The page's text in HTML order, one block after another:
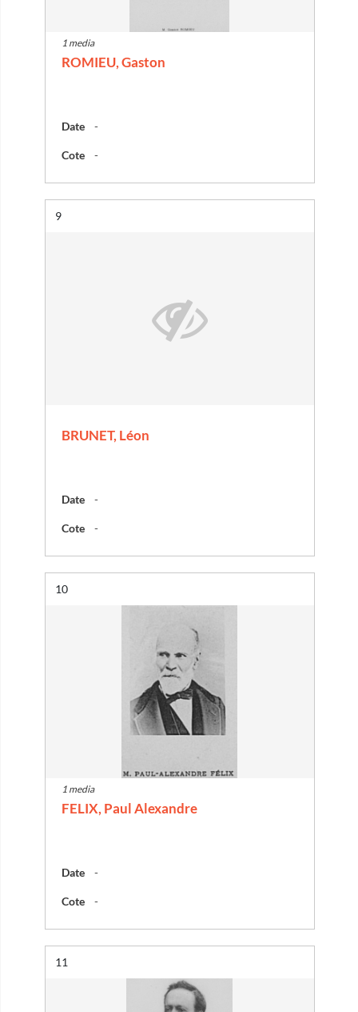
1 media
ROMIEU, Gaston
Date -
Cote -
Résultat n°
9
BRUNET, Léon
Date -
Cote -
Résultat n°
10
1 media
FELIX, Paul Alexandre
Date -
Cote -
Résultat n°
11